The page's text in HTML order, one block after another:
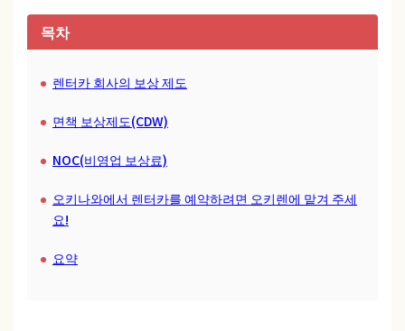
목차
렌터카 회사의 보상 제도
면책 보상제도(CDW)
NOC(비영업 보상료)
오키나와에서 렌터카를 예약하려면 오키렌에 맡겨 주세
요!
요약